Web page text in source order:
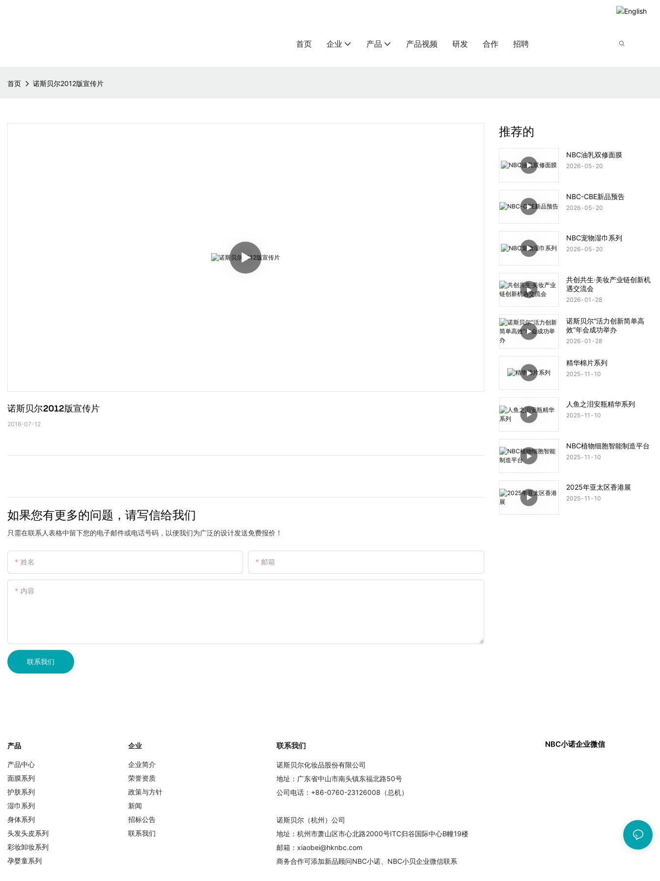
首页 企业 产品 产品视频 研发 合作 招聘
首页 诺斯贝尔2012版宣传片
诺斯贝尔2012版宣传片
2016-07-12
如果您有更多的问题，请写信给我们
只需在联系人表格中留下您的电子邮件或电话号码，以便我们为广泛的设计发送免费报价！
姓名 邮箱
内容
联系我们
推荐的
NBC油乳双修面膜
2026 05 20
NBC-CBE新品预告
2026 05 20
NBC宠物湿巾系列
2026 05 20
共创共生·美妆产业链创新机
遇交流会
2026 01 28
诺斯贝尔“活力创新简单高
效”年会成功举办
2026 01 28
精华棉片系列
2025 11 10
人鱼之泪安瓶精华系列
2025 11 10
NBC植物细胞智能制造平台
2025 11 10
2025年亚太区香港展
2025 11 10
产品
产品中心
面膜系列
护肤系列
湿巾系列
身体系列
头发头皮系列
彩妆卸妆系列
孕婴童系列
企业
企业简介
荣誉资质
政策与方针
新闻
招标公告
联系我们
联系我们
诺斯贝尔化妆品股份有限公司
地址：广东省中山市南头镇东福北路50号
公司电话：+86-0760-23126008（总机）
诺斯贝尔（杭州）公司
地址：杭州市萧山区市心北路2000号ITC归谷国际中心B幢19楼
邮箱：xiaobei@hknbc.com
商务合作可添加新品顾问NBC小诺、NBC小贝企业微信联系
NBC小诺企业微信